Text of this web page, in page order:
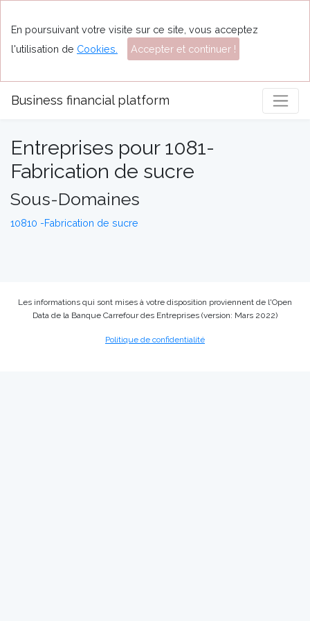
En poursuivant votre visite sur ce site, vous acceptez
l'utilisation de Cookies. Accepter et continuer !
Business financial platform
Entreprises pour 1081-
Fabrication de sucre
Sous-Domaines
10810 -Fabrication de sucre
Les informations qui sont mises à votre disposition proviennent de l'Open
Data de la Banque Carrefour des Entreprises (version: Mars 2022)
Politique de confidentialité